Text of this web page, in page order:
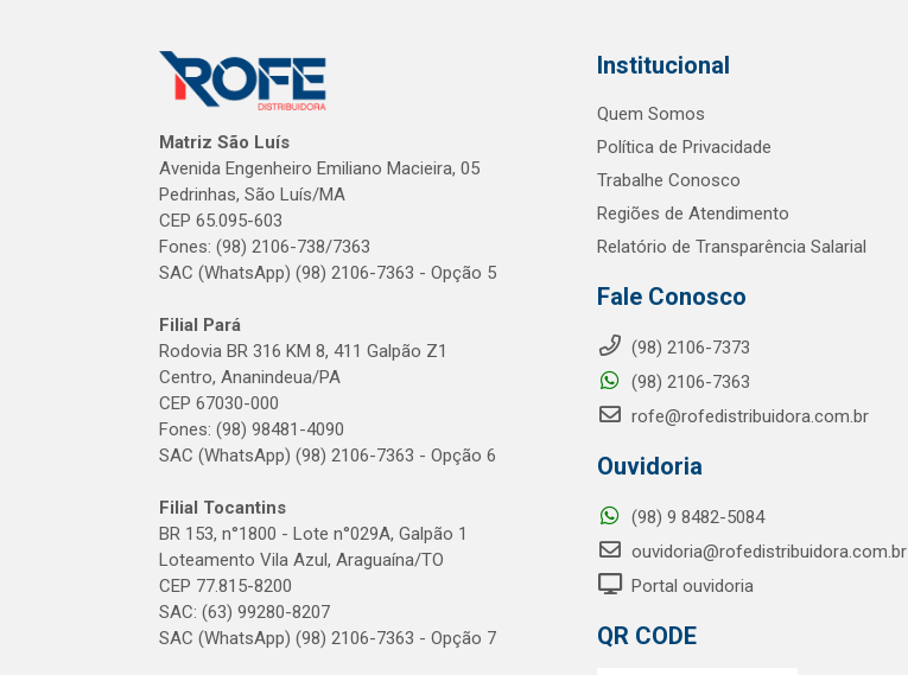
Matriz São Luís
Avenida Engenheiro Emiliano Macieira, 05
Pedrinhas, São Luís/MA
CEP 65.095-603
Fones: (98) 2106-738/7363
SAC (WhatsApp) (98) 2106-7363 - Opção 5
Filial Pará
Rodovia BR 316 KM 8, 411 Galpão Z1
Centro, Ananindeua/PA
CEP 67030-000
Fones: (98) 98481-4090
SAC (WhatsApp) (98) 2106-7363 - Opção 6
Filial Tocantins
BR 153, n°1800 - Lote n°029A, Galpão 1
Loteamento Vila Azul, Araguaína/TO
CEP 77.815-8200
SAC: (63) 99280-8207
SAC (WhatsApp) (98) 2106-7363 - Opção 7
Institucional
Quem Somos
Política de Privacidade
Trabalhe Conosco
Regiões de Atendimento
Relatório de Transparência Salarial
Fale Conosco
(98) 2106-7373
(98) 2106-7363
rofe@rofedistribuidora.com.br
Ouvidoria
(98) 9 8482-5084
ouvidoria@rofedistribuidora.com.br
Portal ouvidoria
QR CODE